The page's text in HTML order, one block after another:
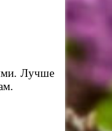
Лучше